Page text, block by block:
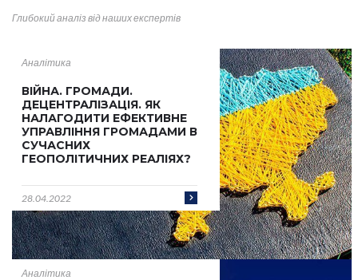
Глибокий аналіз від нашихекспертів
Аналітика
ВІЙНА. ГРОМАДИ.
ДЕЦЕНТРАЛІЗАЦІЯ. ЯК
НАЛАГОДИТИ ЕФЕКТИВНЕ
УПРАВЛІННЯ ГРОМАДАМИ В
СУЧАСНИХ
ГЕОПОЛІТИЧНИХ РЕАЛІЯХ?
28.04.2022
Аналітика